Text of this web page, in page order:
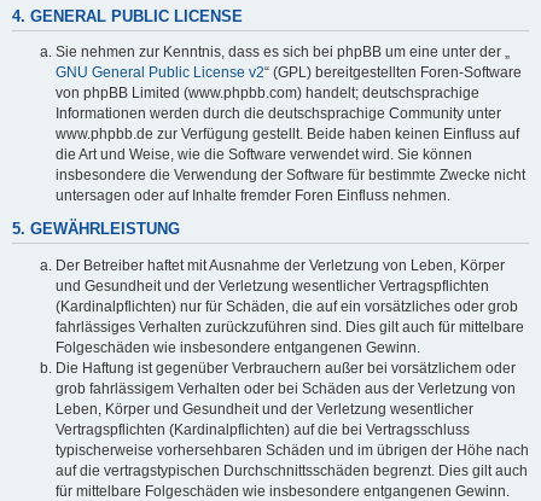
4. GENERAL PUBLIC LICENSE
Sie nehmen zur Kenntnis, dass es sich bei phpBB um eine unter der „
GNU General Public License v2“ (GPL) bereitgestellten Foren-Software
von phpBB Limited (www.phpbb.com) handelt; deutschsprachige
Informationen werden durch die deutschsprachige Community unter
www.phpbb.de zur Verfügung gestellt. Beide haben keinen Einfluss auf
die Art und Weise, wie die Software verwendet wird. Sie können
insbesondere die Verwendung der Software für bestimmte Zwecke nicht
untersagen oder auf Inhalte fremder Foren Einfluss nehmen.
5. GEWÄHRLEISTUNG
Der Betreiber haftet mit Ausnahme der Verletzung von Leben, Körper
und Gesundheit und der Verletzung wesentlicher Vertragspflichten
(Kardinalpflichten) nur für Schäden, die auf ein vorsätzliches oder grob
fahrlässiges Verhalten zurückzuführen sind. Dies gilt auch für mittelbare
Folgeschäden wie insbesondere entgangenen Gewinn.
Die Haftung ist gegenüber Verbrauchern außer bei vorsätzlichem oder
grob fahrlässigem Verhalten oder bei Schäden aus der Verletzung von
Leben, Körper und Gesundheit und der Verletzung wesentlicher
Vertragspflichten (Kardinalpflichten) auf die bei Vertragsschluss
typischerweise vorhersehbaren Schäden und im übrigen der Höhe nach
auf die vertragstypischen Durchschnittsschäden begrenzt. Dies gilt auch
für mittelbare Folgeschäden wie insbesondere entgangenen Gewinn.